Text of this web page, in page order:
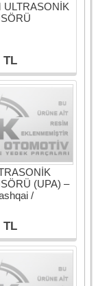
ULTRASONİK
TL
(UPA) –
/
TL